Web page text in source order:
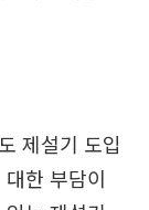
제설기 도입
한 부담이